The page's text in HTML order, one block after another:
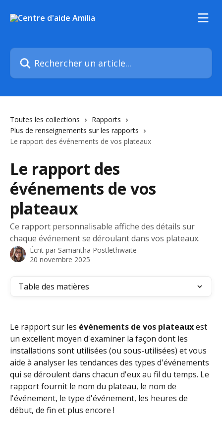
Rechercher un article...
Toutes les collections
Rapports
Plus de renseignements sur les rapports
Le rapport des événements de vos plateaux
Le rapport des
événements de vos
plateaux
Ce rapport personnalisable affiche des détails sur
chaque événement se déroulant dans vos plateaux.
Écrit par Samantha Postlethwaite
20 novembre 2025
Table des matières
Le rapport sur les événements de vos plateaux est
un excellent moyen d'examiner la façon dont les
installations sont utilisées (ou sous-utilisées) et vous
aide à analyser les tendances des types d'événements
qui se déroulent dans chacun d'eux au fil du temps. Le
rapport fournit le nom du plateau, le nom de
l'événement, le type d'événement, les heures de
début, de fin et plus encore !